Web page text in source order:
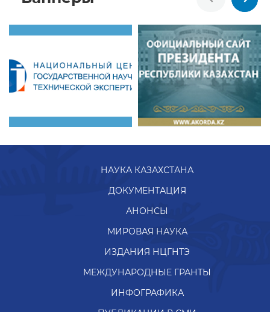
НАУКА КАЗАХСТАНА
ДОКУМЕНТАЦИЯ
АНОНСЫ
МИРОВАЯ НАУКА
ИЗДАНИЯ НЦГНТЭ
МЕЖДУНАРОДНЫЕ ГРАНТЫ
ИНФОГРАФИКА